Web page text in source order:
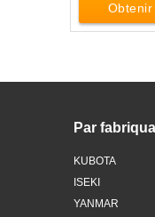
Par
KUBOTA
ISEKI
YANMAR